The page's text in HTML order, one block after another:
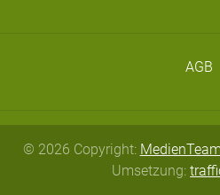
AGB
© 2026 Copyright:
Umsetzung: